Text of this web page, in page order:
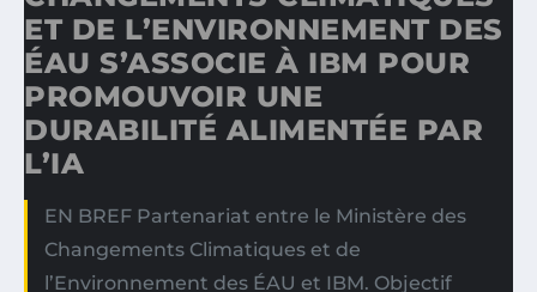
ET DE L’ENVIRONNEMENT DES
ÉAU S’ASSOCIE À IBM POUR
PROMOUVOIR UNE
DURABILITÉ ALIMENTÉE PAR
L’IA
EN BREF Partenariat entre le Ministère des
Changements Climatiques et de
l’Environnement des ÉAU et IBM. Objectif